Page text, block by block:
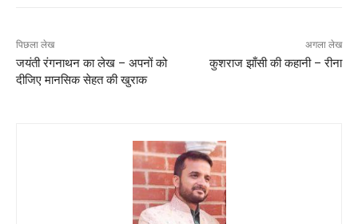
पिछला लेख
जयंती रंगनाथन का लेख – अपनों को
दीजिए मानसिक सेहत की खुराक
अगला लेख
कुशराज झाँसी की कहानी – रीना